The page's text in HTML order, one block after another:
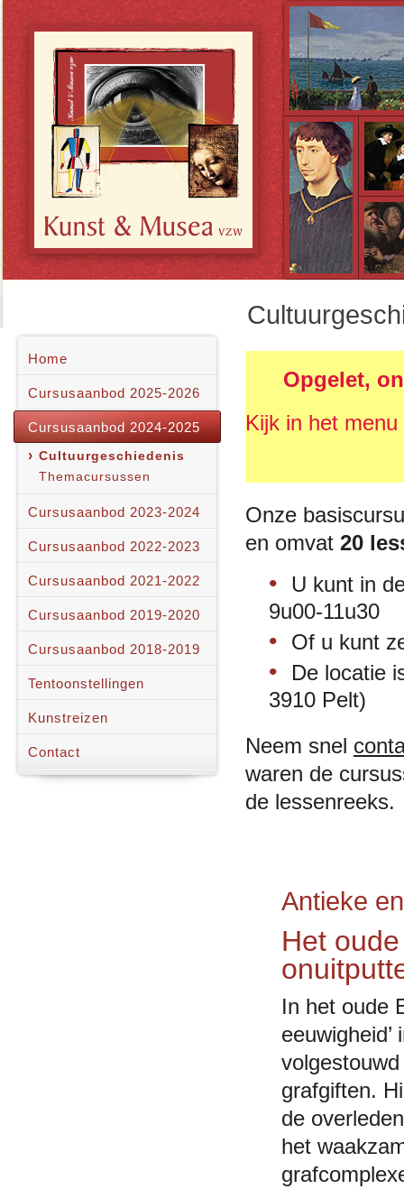
Opgelet,
Kijk in het
Onze
en omvat 20
U kunt in
9u00-11u30
Of u kunt
De locatie
3910 Pelt)
Neem snel
waren de
de lessenreeks.
Antieke
Het
In het oude
grafgiften.
de
het
Home
Cursusaanbod 2025-2026
Cursusaanbod 2024-2025
Cultuurgeschiedenis
Themacursussen
Cursusaanbod 2023-2024
Cursusaanbod 2022-2023
Cursusaanbod 2021-2022
Cursusaanbod 2019-2020
Cursusaanbod 2018-2019
Tentoonstellingen
Kunstreizen
Contact